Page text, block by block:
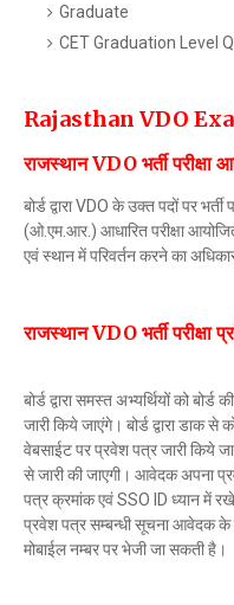
Graduate
CET Graduation Level
Rajasthan VDO
राजस्थान VDO भर्ती परीक्षा
बोर्ड द्वारा VDO के उक्त पदों पर
(ओ.एम.आर.) आधारित परीक्षा
एवं स्थान में परिवर्तन करने का
राजस्थान VDO भर्ती परीक्षा
बोर्ड द्वारा समस्त अभ्यर्थियों को
जारी किये जाएंगे। बोर्ड द्वारा डाक से
वेबसाईट पर प्रवेश पत्र जारी किये
से जारी की जाएगी। आवेदक अपना
पत्र क्रमांक एवं SSO ID ध्यान में
प्रवेश पत्र सम्बन्धी सूचना आवेदक
मोबाईल नम्बर पर भेजी जा सकती है।